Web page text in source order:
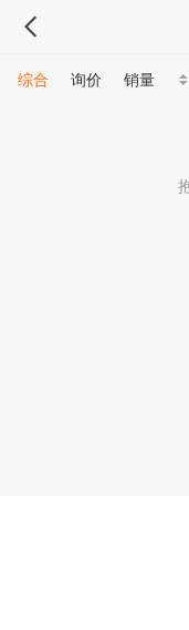
综合 询价 销量